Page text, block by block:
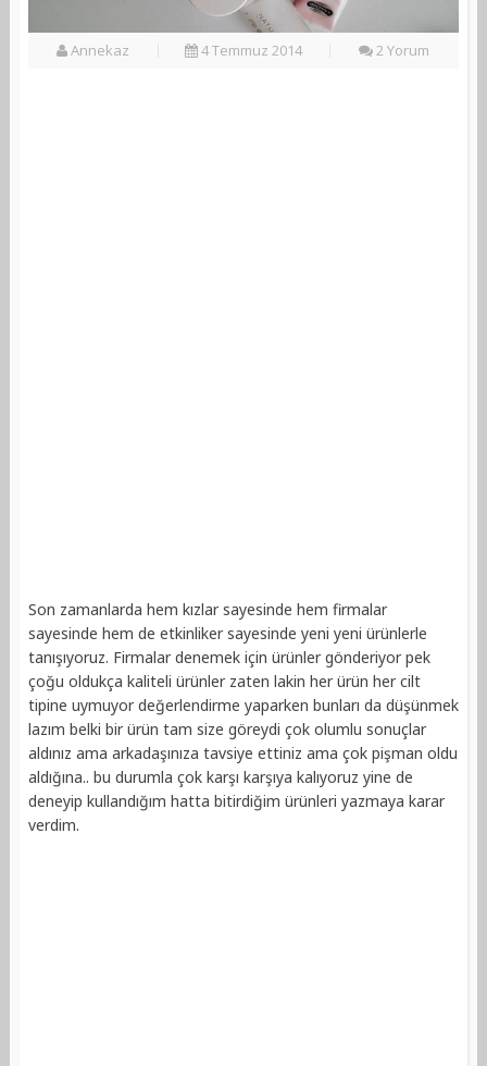
Annekaz 4 Temmuz 2014 2 Yorum
Son zamanlarda hem kızlar sayesinde hem firmalar
sayesinde hem de etkinliker sayesinde yeni yeni ürünlerle
tanışıyoruz. Firmalar denemek için ürünler gönderiyor pek
çoğu oldukça kaliteli ürünler zaten lakin her ürün her cilt
tipine uymuyor değerlendirme yaparken bunları da düşünmek
lazım belki bir ürün tam size göreydi çok olumlu sonuçlar
aldınız ama arkadaşınıza tavsiye ettiniz ama çok pişman oldu
aldığına.. bu durumla çok karşı karşıya kalıyoruz yine de
deneyip kullandığım hatta bitirdiğim ürünleri yazmaya karar
verdim.